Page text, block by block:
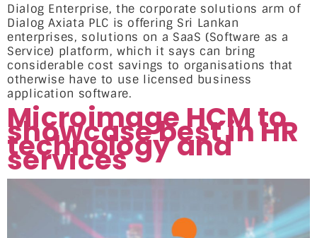
Dialog Enterprise, the corporate solutions arm of
Dialog Axiata PLC is offering Sri Lankan
enterprises, solutions on a SaaS (Software as a
Service) platform, which it says can bring
considerable cost savings to organisations that
otherwise have to use licensed business
application software.
Microimage HCM to
showcase best in HR
technology and
services